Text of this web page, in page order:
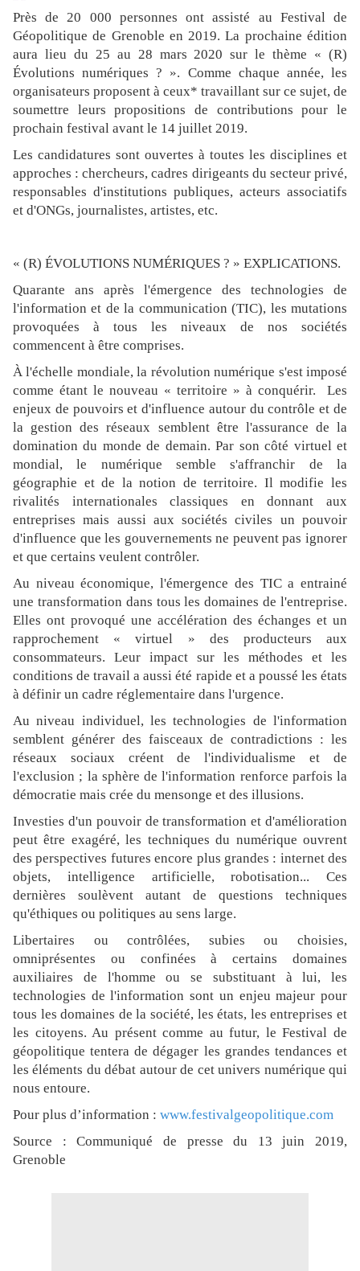
Près de 20 000 personnes ont assisté au Festival de
Géopolitique de Grenoble en 2019. La prochaine édition
aura lieu du 25 au 28 mars 2020 sur le thème « (R)
Évolutions numériques ? ». Comme chaque année, les
organisateurs proposent à ceux* travaillant sur ce sujet, de
soumettre leurs propositions de contributions pour le
prochain festival avant le 14 juillet 2019.
Les candidatures sont ouvertes à toutes les disciplines et
approches : chercheurs, cadres dirigeants du secteur privé,
responsables d'institutions publiques, acteurs associatifs
et d'ONGs, journalistes, artistes, etc.
« (R) ÉVOLUTIONS NUMÉRIQUES ? » EXPLICATIONS.
Quarante ans après l'émergence des technologies de
l'information et de la communication (TIC), les mutations
provoquées à tous les niveaux de nos sociétés
commencent à être comprises.
À l'échelle mondiale, la révolution numérique s'est imposé
comme étant le nouveau « territoire » à conquérir. Les
enjeux de pouvoirs et d'influence autour du contrôle et de
la gestion des réseaux semblent être l'assurance de la
domination du monde de demain. Par son côté virtuel et
mondial, le numérique semble s'affranchir de la
géographie et de la notion de territoire. Il modifie les
rivalités internationales classiques en donnant aux
entreprises mais aussi aux sociétés civiles un pouvoir
d'influence que les gouvernements ne peuvent pas ignorer
et que certains veulent contrôler.
Au niveau économique, l'émergence des TIC a entrainé
une transformation dans tous les domaines de l'entreprise.
Elles ont provoqué une accélération des échanges et un
rapprochement « virtuel » des producteurs aux
consommateurs. Leur impact sur les méthodes et les
conditions de travail a aussi été rapide et a poussé les états
à définir un cadre réglementaire dans l'urgence.
Au niveau individuel, les technologies de l'information
semblent générer des faisceaux de contradictions : les
réseaux sociaux créent de l'individualisme et de
l'exclusion ; la sphère de l'information renforce parfois la
démocratie mais crée du mensonge et des illusions.
Investies d'un pouvoir de transformation et d'amélioration
peut être exagéré, les techniques du numérique ouvrent
des perspectives futures encore plus grandes : internet des
objets, intelligence artificielle, robotisation... Ces
dernières soulèvent autant de questions techniques
qu'éthiques ou politiques au sens large.
Libertaires ou contrôlées, subies ou choisies,
omniprésentes ou confinées à certains domaines
auxiliaires de l'homme ou se substituant à lui, les
technologies de l'information sont un enjeu majeur pour
tous les domaines de la société, les états, les entreprises et
les citoyens. Au présent comme au futur, le Festival de
géopolitique tentera de dégager les grandes tendances et
les éléments du débat autour de cet univers numérique qui
nous entoure.
Pour plus d’information : www.festivalgeopolitique.com
Source : Communiqué de presse du 13 juin 2019,
Grenoble